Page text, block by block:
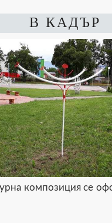
В КАДЪР
композиция се